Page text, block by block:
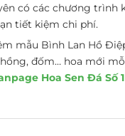
có các chương trình
tiết kiệm chi phí.
mẫu Bình Lan Hồ
đốm… hoa mới
Hoa Sen Đá Số